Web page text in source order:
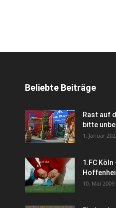
Beliebte Beiträge
Rast auf
bitte
1. Januar
1.FC Köln
10. Mai 2009